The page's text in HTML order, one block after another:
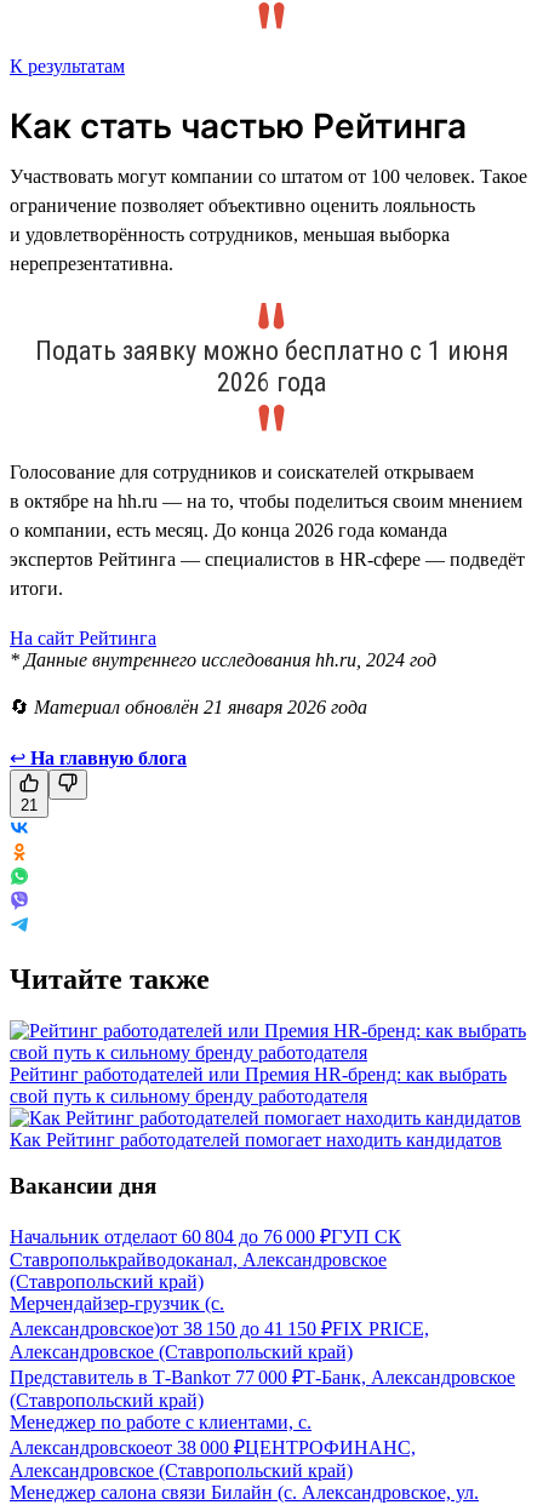
К результатам
Как стать частью Рейтинга
Участвовать могут компании со штатом от 100 человек. Такое
ограничение позволяет объективно оценить лояльность
и удовлетворённость сотрудников, меньшая выборка
нерепрезентативна.
Подать заявку можно бесплатно с 1 июня
2026 года
Голосование для сотрудников и соискателей открываем
в октябре на hh.ru — на то, чтобы поделиться своим мнением
о компании, есть месяц. До конца 2026 года команда
экспертов Рейтинга — специалистов в HR-сфере — подведёт
итоги.
На сайт Рейтинга
* Данные внутреннего исследования hh.ru, 2024 год
🔄 Материал обновлён 21 января 2026 года
↩ На главную блога
21
Читайте также
Рейтинг работодателей или Премия HR-бренд: как выбрать
свой путь к сильному бренду работодателя
Как Рейтинг работодателей помогает находить кандидатов
Вакансии дня
Начальник отделаот 60 804 до 76 000 ₽ГУП СК
Ставрополькрайводоканал, Александровское
(Ставропольский край)
Мерчендайзер-грузчик (с.
Александровское)от 38 150 до 41 150 ₽FIX PRICE,
Александровское (Ставропольский край)
Представитель в Т-Bankот 77 000 ₽Т-Банк, Александровское
(Ставропольский край)
Менеджер по работе с клиентами, с.
Александровскоеот 38 000 ₽ЦЕНТРОФИНАНС,
Александровское (Ставропольский край)
Менеджер салона связи Билайн (с. Александровское, ул.